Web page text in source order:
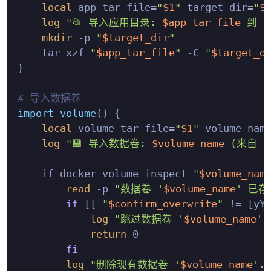
local
app_tar_file="$1 " target_dir="$2
log
"📂 导入应用目录: $app_tar_file 到
mkdir -p "$target_dir"
    tar xzf
"$app_tar_file" -C "
}
# 导入数据卷
import_volume() {
local
volume_tar_file="$1 "
log
"💾 导入数据卷: $volume_name (来自
if docker volume inspect "$volume_name
read -p "数据卷 ' $volume_name' 已存
if [[ "$confirm_overwrite" !=
log
"跳过数据卷 ' $volume_name'
return 0
fi
log
"删除现有数据卷 ' $volume_name